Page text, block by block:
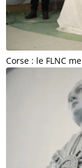
Corse : le FLNC